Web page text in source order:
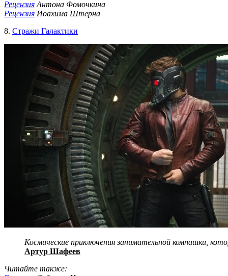
РецензияАнтона Фомочкина
Рецензия Иоахима Штерна
8. Стражи Галактики
Космические приключения занимательной компашки,
Артур Шафеев
Читайте также: